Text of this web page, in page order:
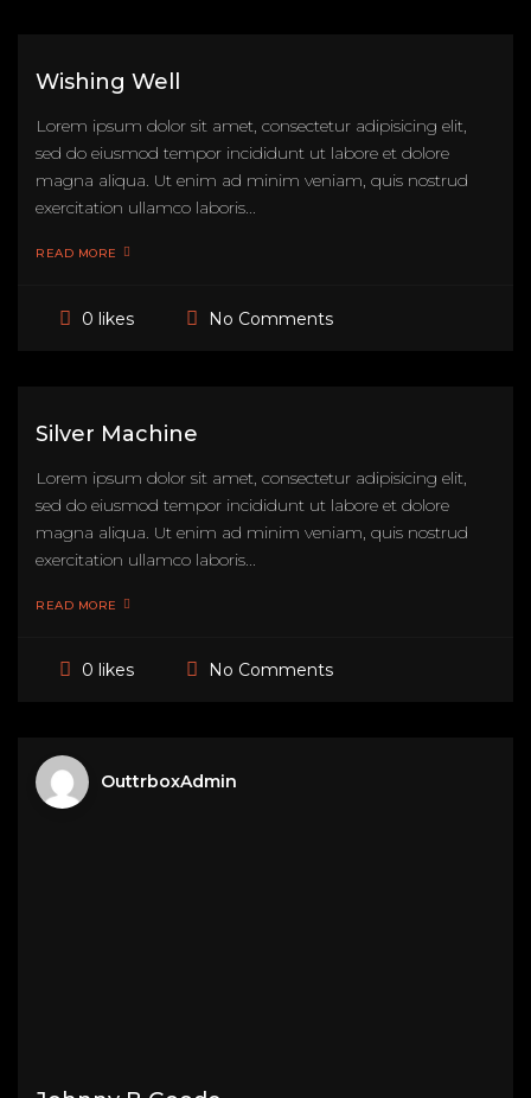
Wishing Well
Lorem ipsum dolor sit amet, consectetur adipisicing elit,
sed do eiusmod tempor incididunt ut labore et dolore
magna aliqua. Ut enim ad minim veniam, quis nostrud
exercitation ullamco laboris...
READ MORE
0 likes No Comments
Silver Machine
Lorem ipsum dolor sit amet, consectetur adipisicing elit,
sed do eiusmod tempor incididunt ut labore et dolore
magna aliqua. Ut enim ad minim veniam, quis nostrud
exercitation ullamco laboris...
READ MORE
0 likes No Comments
OuttrboxAdmin